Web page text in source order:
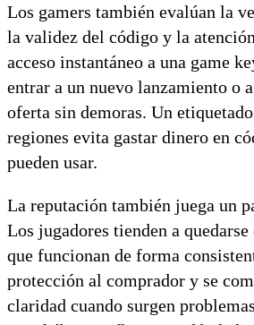
Los gamers también evalúan la
la validez del código y la
acceso instantáneo a una game
entrar a un nuevo lanzamiento o
oferta sin demoras. Un
regiones evita gastar dinero en
pueden usar.
La reputación también juega un
Los jugadores tienden a
que funcionan de forma
protección al comprador y se
claridad cuando surgen